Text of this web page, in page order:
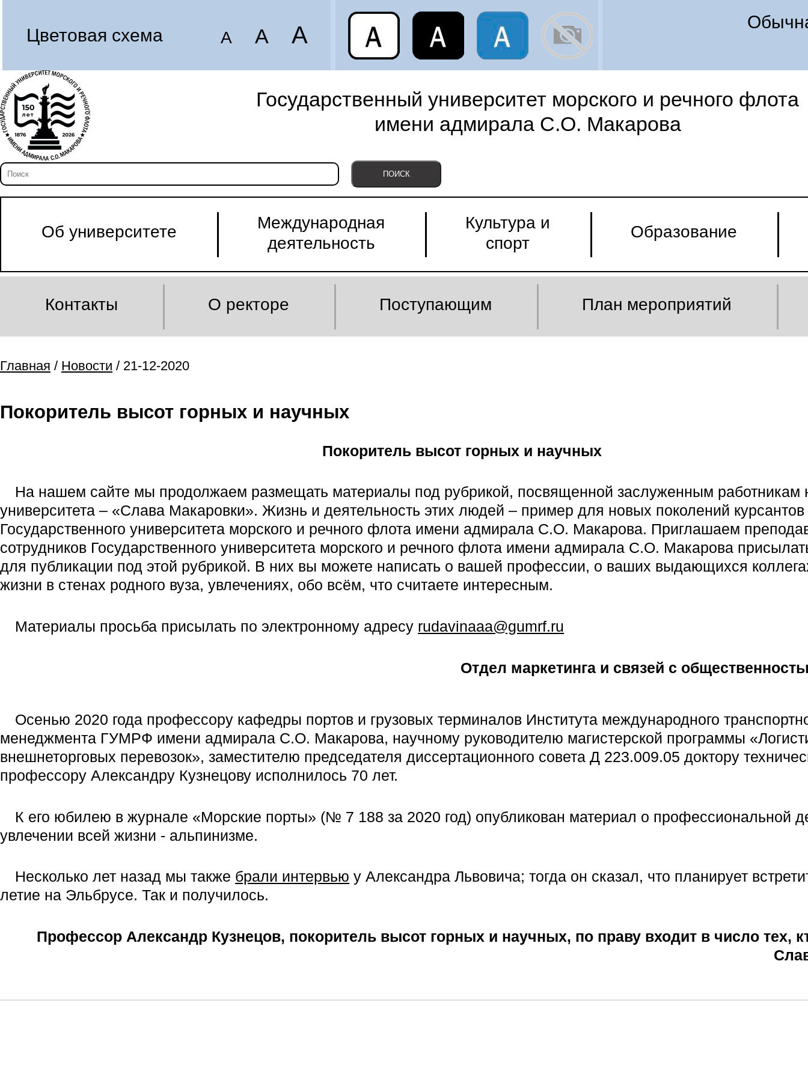
Цветовая схема A A A
Государственный университет морского и речного флота
имени адмирала С.О. Макарова
Об университете
Международная
деятельность
Культура и
спорт
Образование
Контакты О ректоре Поступающим План мероприятий
Главная / Новости / 21-12-2020
Покоритель высот горных и научных
Покоритель высот горных и научных
На нашем сайте мы продолжаем размещать материалы под рубрикой, посвященной заслуженным работникам
университета – «Слава Макаровки». Жизнь и деятельность этих людей – пример для новых поколений курсантов
Государственного университета морского и речного флота имени адмирала С.О. Макарова. Приглашаем
сотрудников Государственного университета морского и речного флота имени адмирала С.О. Макарова
для публикации под этой рубрикой. В них вы можете написать о вашей профессии, о ваших выдающихся
жизни в стенах родного вуза, увлечениях, обо всём, что считаете интересным.
Материалы просьба присылать по электронному адресу rudavinaaa@gumrf.ru
Отдел маркетинга и связей с
Осенью 2020 года профессору кафедры портов и грузовых терминалов Института международного
менеджмента ГУМРФ имени адмирала С.О. Макарова, научному руководителю магистерской программы
внешнеторговых перевозок», заместителю председателя диссертационного совета Д 223.009.05 доктору
профессору Александру Кузнецову исполнилось 70 лет.
К его юбилею в журнале «Морские порты» (№ 7 188 за 2020 год) опубликован материал о профессиональной
увлечении всей жизни - альпинизме.
Несколько лет назад мы также брали интервью у Александра Львовича; тогда он сказал, что планирует
летие на Эльбрусе. Так и получилось.
Профессор Александр Кузнецов, покоритель высот горных и научных, по праву входит в число тех,